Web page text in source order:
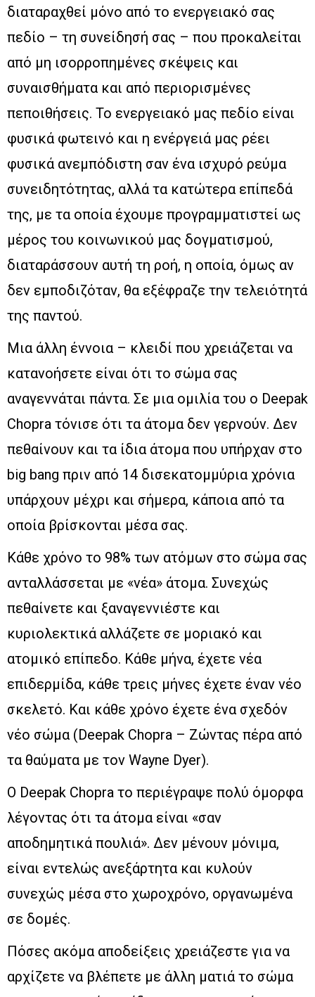
διαταραχθεί μόνο από το ενεργειακό σας
πεδίο – τη συνείδησή σας – που προκαλείται
από μη ισορροπημένες σκέψεις και
συναισθήματα και από περιορισμένες
πεποιθήσεις. Το ενεργειακό μας πεδίο είναι
φυσικά φωτεινό και η ενέργειά μας ρέει
φυσικά ανεμπόδιστη σαν ένα ισχυρό ρεύμα
συνειδητότητας, αλλά τα κατώτερα επίπεδά
της, με τα οποία έχουμε προγραμματιστεί ως
μέρος του κοινωνικού μας δογματισμού,
διαταράσσουν αυτή τη ροή, η οποία, όμως αν
δεν εμποδιζόταν, θα εξέφραζε την τελειότητά
της παντού.
Μια άλλη έννοια – κλειδί που χρειάζεται να
κατανοήσετε είναι ότι το σώμα σας
αναγεννάται πάντα. Σε μια ομιλία του ο Deepak
Chopra τόνισε ότι τα άτομα δεν γερνούν. Δεν
πεθαίνουν και τα ίδια άτομα που υπήρχαν στο
big bang πριν από 14 δισεκατομμύρια χρόνια
υπάρχουν μέχρι και σήμερα, κάποια από τα
οποία βρίσκονται μέσα σας.
Κάθε χρόνο το 98% των ατόμων στο σώμα σας
ανταλλάσσεται με «νέα» άτομα. Συνεχώς
πεθαίνετε και ξαναγεννιέστε και
κυριολεκτικά αλλάζετε σε μοριακό και
ατομικό επίπεδο. Κάθε μήνα, έχετε νέα
επιδερμίδα, κάθε τρεις μήνες έχετε έναν νέο
σκελετό. Και κάθε χρόνο έχετε ένα σχεδόν
νέο σώμα (Deepak Chopra – Ζώντας πέρα από
τα θαύματα με τον Wayne Dyer).
Ο Deepak Chopra το περιέγραψε πολύ όμορφα
λέγοντας ότι τα άτομα είναι «σαν
αποδημητικά πουλιά». Δεν μένουν μόνιμα,
είναι εντελώς ανεξάρτητα και κυλούν
συνεχώς μέσα στο χωροχρόνο, οργανωμένα
σε δομές.
Πόσες ακόμα αποδείξεις χρειάζεστε για να
αρχίζετε να βλέπετε με άλλη ματιά το σώμα